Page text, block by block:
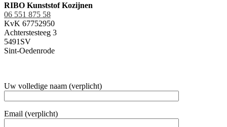
RIBO Kunststof Kozijnen
06 551 875 58
KvK 67752950
Achterstesteeg 3
5491SV
Sint-Oedenrode
Uw volledige naam (verplicht)
Email (verplicht)